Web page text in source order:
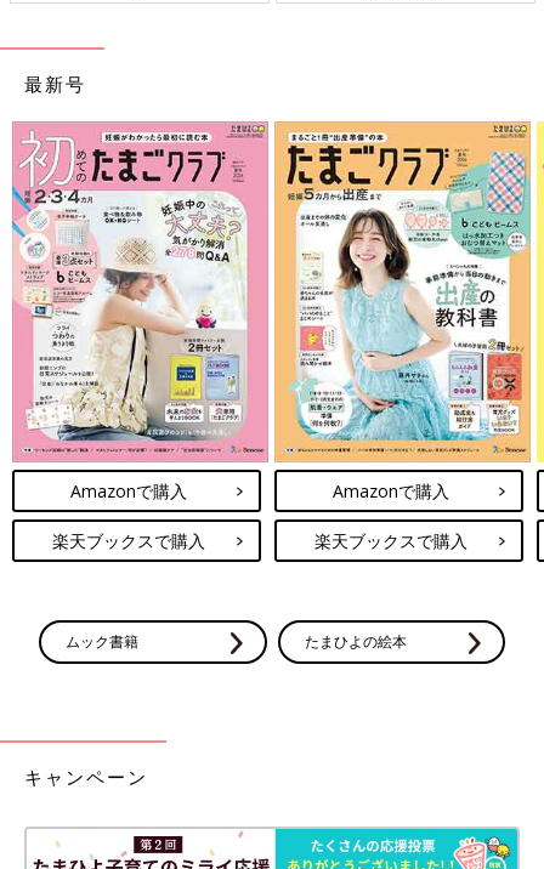
最新号
Amazonで購入
楽天ブックスで購入
Amazonで購入
楽天ブックスで購入
ムック書籍 たまひよの絵本
キャンペーン